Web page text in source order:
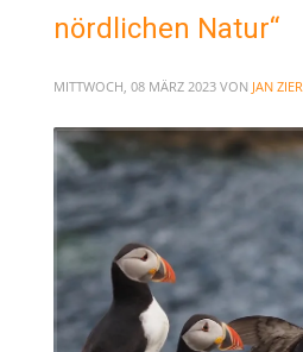
nördlichen Natur“
MITTWOCH, 08 MÄRZ 2023 VON JAN ZIER